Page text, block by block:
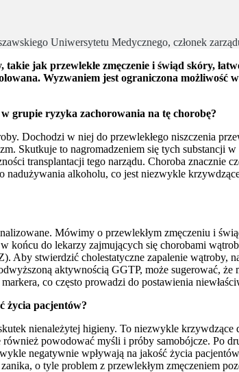
Uniwersytetu Medycznego, członek
jak przewlekłe zmęczenie i świąd skóry,
Wyzwaniem jest ograniczona możliwość
grupie ryzyka zachorowania na tę chorobę?
Dochodzi w niej do przewlekłego niszczenia
Skutkuje to nagromadzeniem się tych substancji
transplantacji tego narządu. Choroba znacznie
alkoholu, co jest niezwykle
Mówimy o przewlekłym zmęczeniu i
końcu do lekarzy zajmujących się chorobami
Aby stwierdzić cholestatyczne zapalenie
aktywnością GGTP, może sugerować,
co często prowadzi do postawienia
życia pacjentów?
nienależytej higieny. To niezwykle
powodować myśli i próby samobójcze. Po
negatywnie wpływają na jakość życia
o tyle problem z przewlekłym zmęczeniem